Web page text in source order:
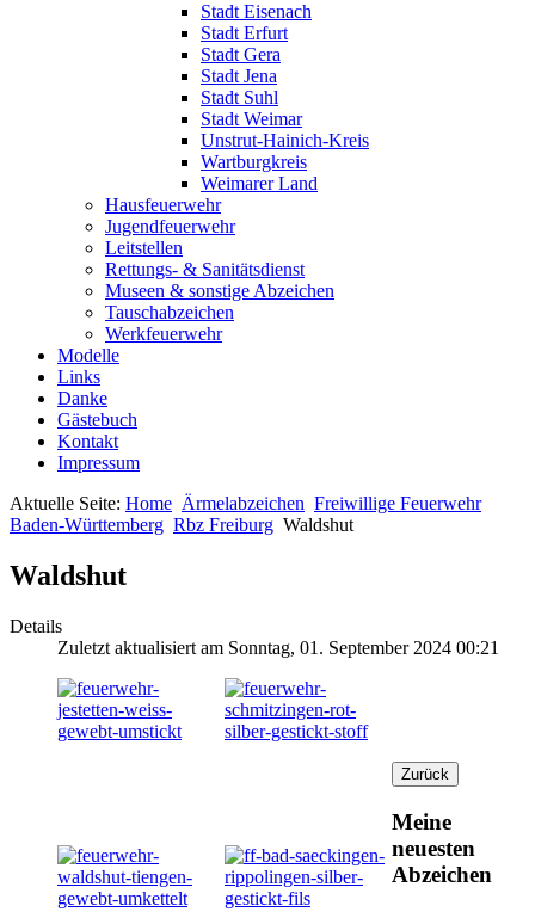
Stadt Eisenach
Stadt Erfurt
Stadt Gera
Stadt Jena
Stadt Suhl
Stadt Weimar
Unstrut-Hainich-Kreis
Wartburgkreis
Weimarer Land
Hausfeuerwehr
Jugendfeuerwehr
Leitstellen
Rettungs- & Sanitätsdienst
Museen & sonstige Abzeichen
Tauschabzeichen
Werkfeuerwehr
Modelle
Links
Danke
Gästebuch
Kontakt
Impressum
Aktuelle Seite: Home Ärmelabzeichen Freiwillige Feuerwehr
Baden-Württemberg Rbz Freiburg Waldshut
Waldshut
Details
Zuletzt aktualisiert am Sonntag, 01. September 2024 00:21
Meine
neuesten
Abzeichen